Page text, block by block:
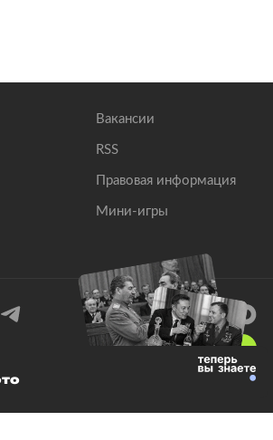
Вакансии
RSS
Правовая информация
Мини-игры
1999–2026 Все права защищены.